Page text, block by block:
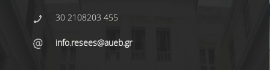
30 2108203 455
info.resees@aueb.gr